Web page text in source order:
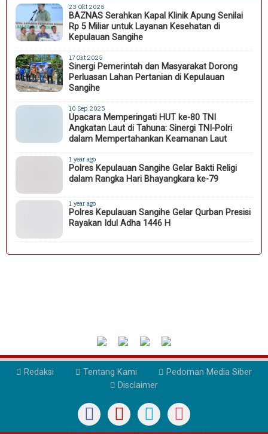
23 Okt 2025
BAZNAS Serahkan Kapal Klinik Apung Senilai
Rp 5 Miliar untuk Layanan Kesehatan di
Kepulauan Sangihe
17 Okt 2025
Sinergi Pemerintah dan Masyarakat Dorong
Perluasan Lahan Pertanian di Kepulauan
Sangihe
10 Sep 2025
Upacara Memperingati HUT ke-80 TNI
Angkatan Laut di Tahuna: Sinergi TNI-Polri
dalam Mempertahankan Keamanan Laut
1 year ago
Polres Kepulauan Sangihe Gelar Bakti Religi
dalam Rangka Hari Bhayangkara ke-79
1 year ago
Polres Kepulauan Sangihe Gelar Qurban Presisi
Rayakan Idul Adha 1446 H
Redaksi Tentang Kami
Pedoman Media Siber
Disclaimer